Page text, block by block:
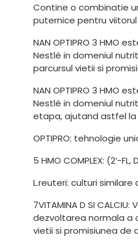
Contine o combinatie
puternice pentru viitorul
NAN OPTIPRO 3
Nestlé in domeniul
parcursul vietii si
NAN OPTIPRO 3
Nestlé in domeniul
etapa, ajutand astfel la
OPTIPRO: tehnologie
5 HMO COMPLEX: (2’-
L.reuteri: culturi
7VITAMINA D SI
dezvoltarea normala a
vietii si promisiunea de